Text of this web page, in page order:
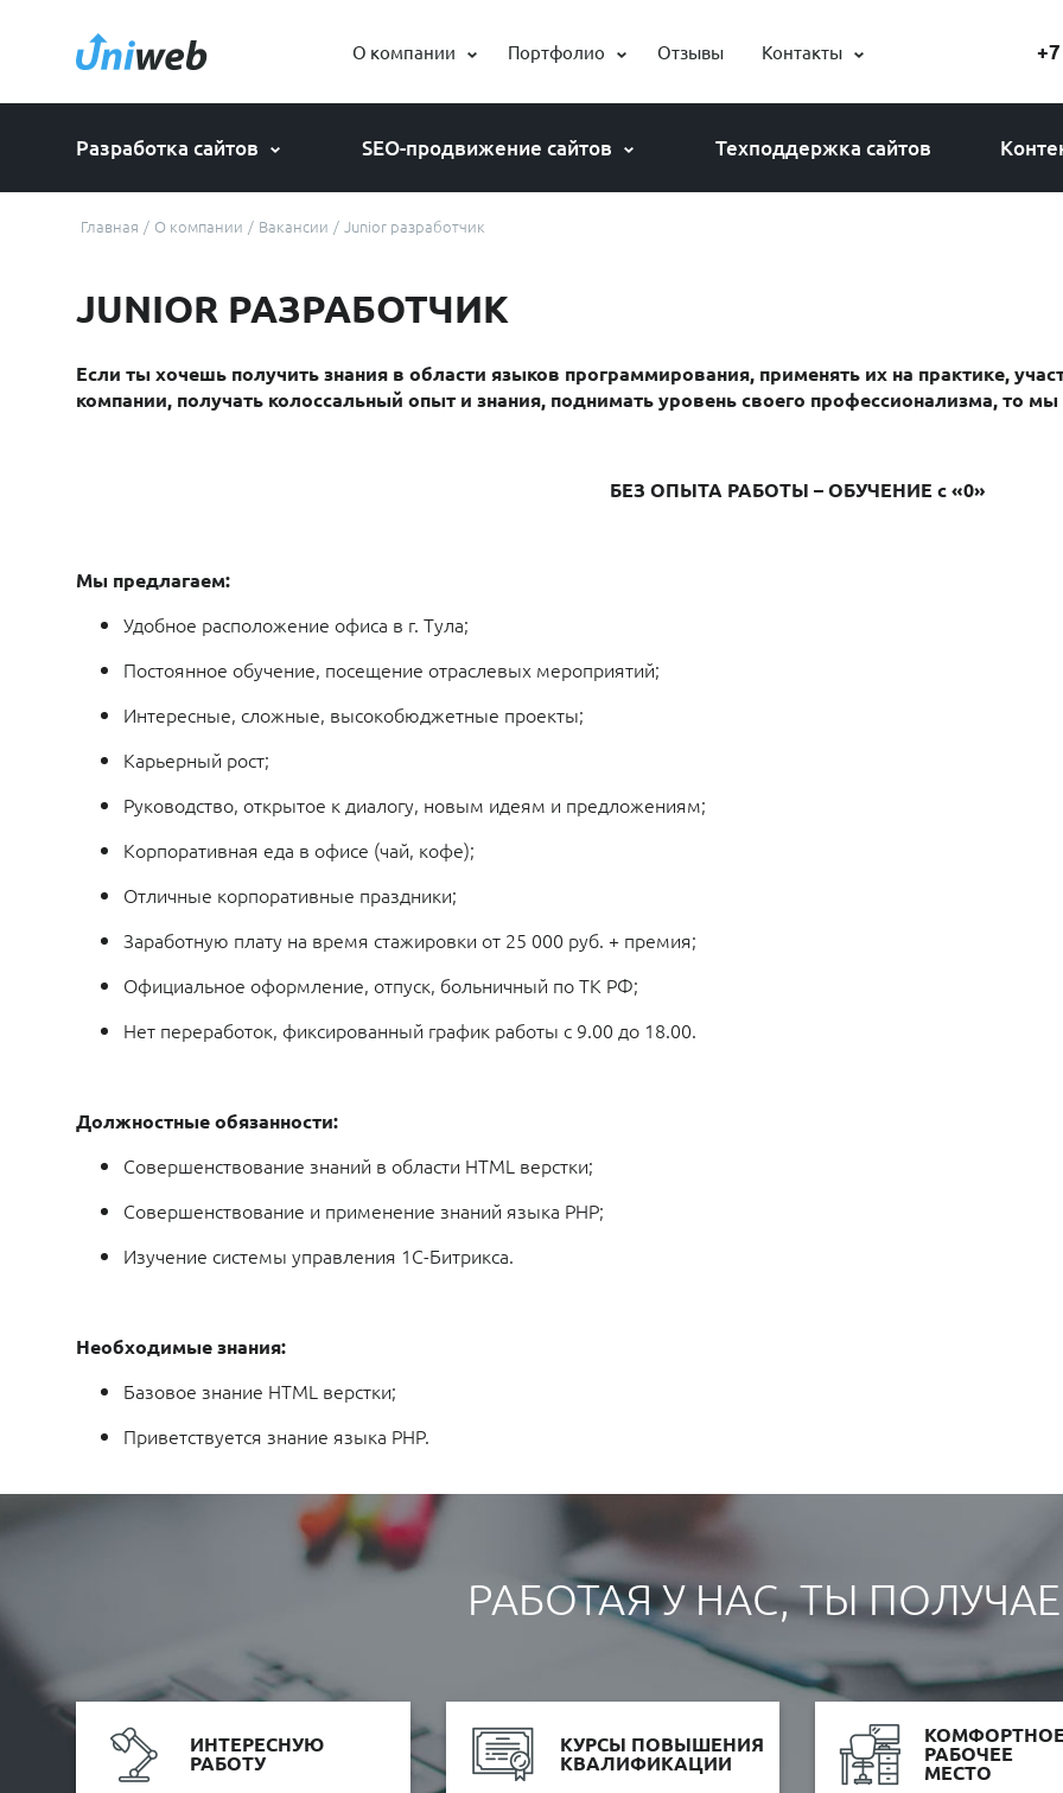
О компании Портфолио Отзывы Контакты
Разработка сайтов
Разработка интернет-магазина
Разработка корпоративного сайта
Внедрение битрикс 24
SEO-продвижение сайтов
Продвижение по позициям
Продвижение по лидам
GEO продвижение
КОНВЕРСИЯ
СРЕДНИЙ %
86%
КОНВЕРСИЯ
3.6%
СРЕДНИЙ %
В ТОП 10
67%
Техподдержка сайтов
Главная / О компании / Вакансии / Junior разработчик
JUNIOR РАЗРАБОТЧИК
Если ты хочешь получить знания в области языков программирования, применять их на практике,
компании, получать колоссальный опыт и знания, поднимать уровень своего профессионализма, то
БЕЗ ОПЫТА РАБОТЫ – ОБУЧЕНИЕ с «0»
Мы предлагаем:
Удобное расположение офиса в г. Тула;
Постоянное обучение, посещение отраслевых мероприятий;
Интересные, сложные, высокобюджетные проекты;
Карьерный рост;
Руководство, открытое к диалогу, новым идеям и предложениям;
Корпоративная еда в офисе (чай, кофе);
Отличные корпоративные праздники;
Заработную плату на время стажировки от 25 000 руб. + премия;
Официальное оформление, отпуск, больничный по ТК РФ;
Нет переработок, фиксированный график работы с 9.00 до 18.00.
Должностные обязанности:
Совершенствование знаний в области HTML верстки;
Совершенствование и применение знаний языка PHP;
Изучение системы управления 1С-Битрикса.
Необходимые знания:
Базовое знание HTML верстки;
Приветствуется знание языка PHP.
РАБОТАЯ У НАС, ТЫ
ИНТЕРЕСНУЮ
РАБОТУ
КУРСЫ ПОВЫШЕНИЯ
КВАЛИФИКАЦИИ РАБОЧЕЕ
МЕСТО